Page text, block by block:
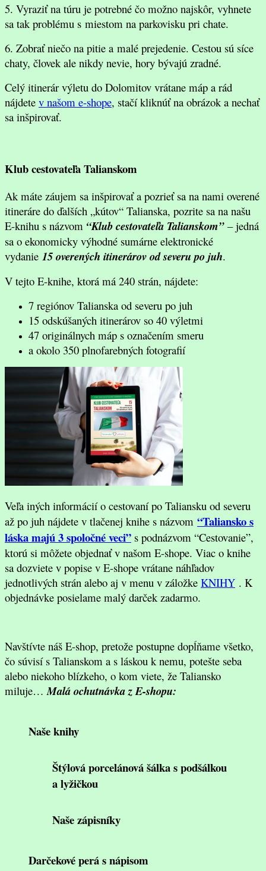
5. Vyraziť na túru je potrebné čo možno najskôr, vyhnete
sa tak problému s miestom na parkovisku pri chate.
6. Zobrať niečo na pitie a malé prejedenie. Cestou sú síce
chaty, človek ale nikdy nevie, hory bývajú zradné.
Celý itinerár výletu do Dolomitov vrátane máp a rád
nájdete v našom e-shope, stačí kliknúť na obrázok a nechať
sa inšpirovať.
Klub cestovateľa Talianskom
Ak máte záujem sa inšpirovať a pozrieť sa na nami overené
itineráre do ďalších „kútov“ Talianska, pozrite sa na našu
E-knihu s názvom “Klub cestovateľa Talianskom”– jedná
sa o ekonomicky výhodné sumárne elektronické
vydanie 15 overených itinerárov od severu po juh.
V tejto E-knihe, ktorá má 240 strán, nájdete:
7 regiónov Talianska od severu po juh
15 odskúšaných itinerárov so 40 výletmi
47 originálnych máp s označením smeru
a okolo 350 plnofarebných fotografií
Veľa iných informácií o cestovaní po Taliansku od severu
až po juh nájdete v tlačenej knihe s názvom “Taliansko s
láska majú 3 spoločné veci” s podnázvom “Cestovanie”,
ktorú si môžete objednať v našom E-shope. Viac o knihe
sa dozviete v popise v E-shope vrátane náhľadov
jednotlivých strán alebo aj v menu v záložke KNIHY . K
objednávke posielame malý darček zadarmo.
Navštívte náš E-shop, pretože postupne dopĺňame všetko,
čo súvisí s Talianskom a s láskou k nemu, potešte seba
alebo niekoho blízkeho, o kom viete, že Taliansko
miluje… Malá ochutnávka z E-shopu:
Naše knihy
Štýlová porcelánová šálka s podšálkou
a lyžičkou
Naše zápisníky
Darčekové perá s nápisom